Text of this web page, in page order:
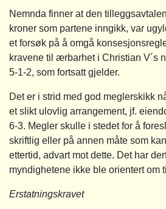
Nemnda finner at den
kroner som partene inngikk, var
et forsøk på å omgå
kravene til ærbarhet i Christian V´s
5-1-2, som fortsatt gjelder.
Det er i strid med god meglerskikk
et slikt ulovlig arrangement, jf.
6-3. Megler skulle i stedet for å
skriftlig eller på annen måte som
ettertid, advart mot dette. Det har
myndighetene ikke ble orientert om
Erstatningskravet